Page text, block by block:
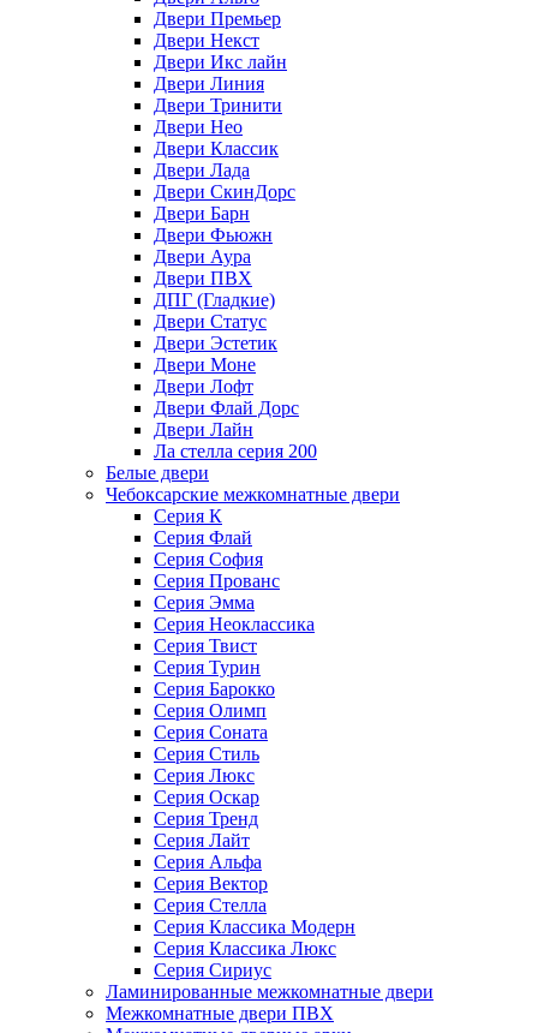
Двери Премьер
Двери Некст
Двери Икс лайн
Двери Линия
Двери Тринити
Двери Нео
Двери Классик
Двери Лада
Двери СкинДорс
Двери Барн
Двери Фьюжн
Двери Аура
Двери ПВХ
ДПГ (Гладкие)
Двери Статус
Двери Эстетик
Двери Моне
Двери Лофт
Двери Флай Дорс
Двери Лайн
Ла стелла серия 200
Белые двери
Чебоксарские межкомнатные двери
Серия К
Серия Флай
Серия София
Серия Прованс
Серия Эмма
Серия Неоклассика
Серия Твист
Серия Турин
Серия Барокко
Серия Олимп
Серия Соната
Серия Стиль
Серия Люкс
Серия Оскар
Серия Тренд
Серия Лайт
Серия Альфа
Серия Вектор
Серия Стелла
Серия Классика Модерн
Серия Классика Люкс
Серия Сириус
Ламинированные межкомнатные двери
Межкомнатные двери ПВХ